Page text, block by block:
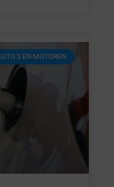
EN MOTOREN